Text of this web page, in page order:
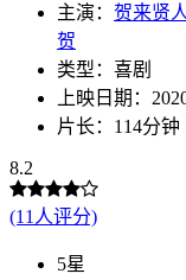
主演： 贺来贤人
贺
类型：喜剧
上映日期：
片长：114分钟
8.2
(11人评分)
5星